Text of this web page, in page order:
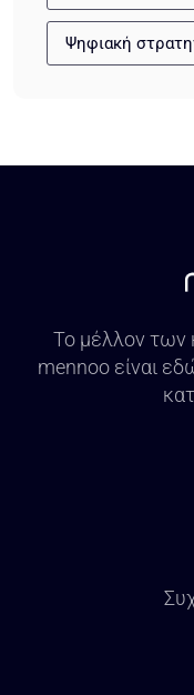
Ψηφιακή
Το μέλλον των
mennoo είναι